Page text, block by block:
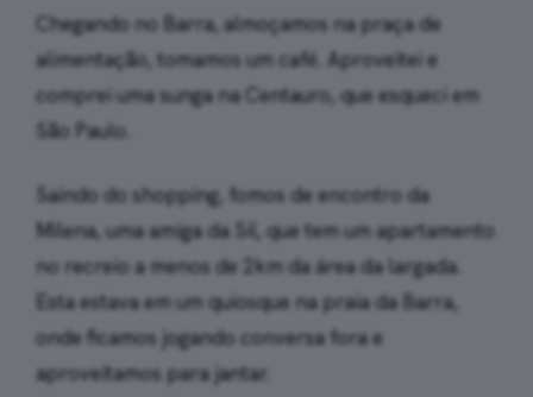
Chegando no Barra, almoçamos na praça de
alimentação, tomamos um café. Aproveitei e
comprei uma sunga na Centauro, que esqueci em
São Paulo.
Saindo do shopping, fomos de encontro da
Milena, uma amiga da Sil, que tem um apartamento
no recreio a menos de 2km da área da largada.
Esta estava em um quiosque na praia da Barra,
onde ficamos jogando conversa fora e
aproveitamos para jantar.